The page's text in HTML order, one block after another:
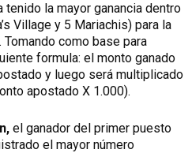
tenido la mayor ganancia dentro
Village y 5 Mariachis) para la
como base para
formula: el monto ganado
y luego será multiplicado
apostado X 1.000).
el ganador del primer puesto
el mayor número